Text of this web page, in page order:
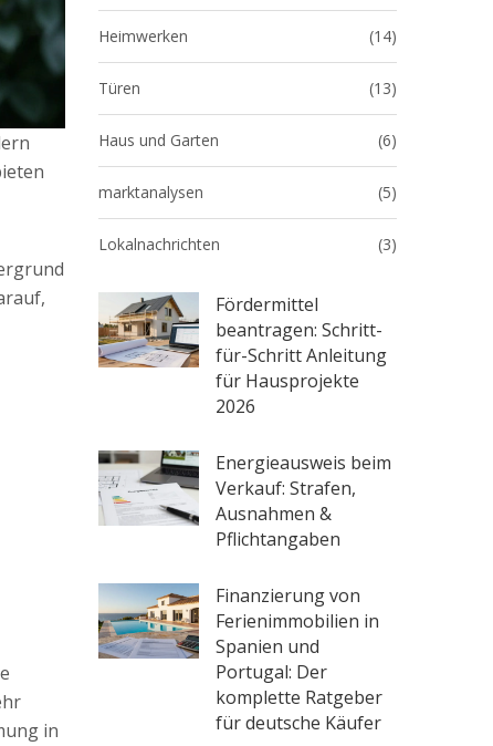
Heimwerken (14)
Türen (13)
Haus und Garten (6)
marktanalysen (5)
Lokalnachrichten (3)
Fördermittel
beantragen: Schritt-
für-Schritt Anleitung
für Hausprojekte
2026
Energieausweis beim
Verkauf: Strafen,
Ausnahmen &
Pflichtangaben
Finanzierung von
Ferienimmobilien in
Spanien und
Portugal: Der
komplette Ratgeber
für deutsche Käufer
in